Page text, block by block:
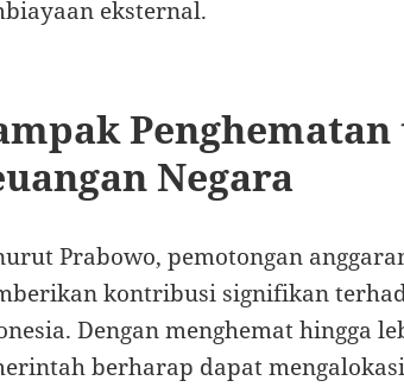
eksternal.
Negara
Prabowo, pemotongan
kontribusi signifikan
Dengan menghemat hingga
berharap dapat